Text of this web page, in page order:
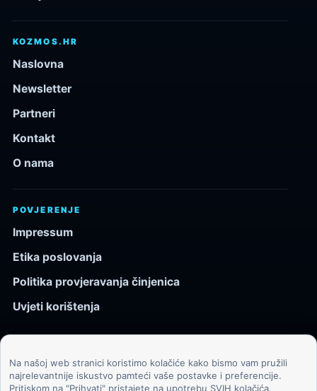
KOZMOS.HR
Naslovna
Newsletter
Partneri
Kontakt
O nama
POVJERENJE
Impressum
Etika poslovanja
Politika provjeravanja činjenica
Uvjeti korištenja
© 2026 Kozmos.hr. Sva prava pridržana.
Na našoj web stranici koristimo kolačiće kako bismo vam pružili
najrelevantnije iskustvo pamteći vaše postavke i preferencije.
Pritiskom na "Prihvati" pristajete na upotrebu SVIH kolačića.